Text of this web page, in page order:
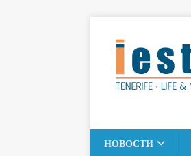
НОВОСТИ